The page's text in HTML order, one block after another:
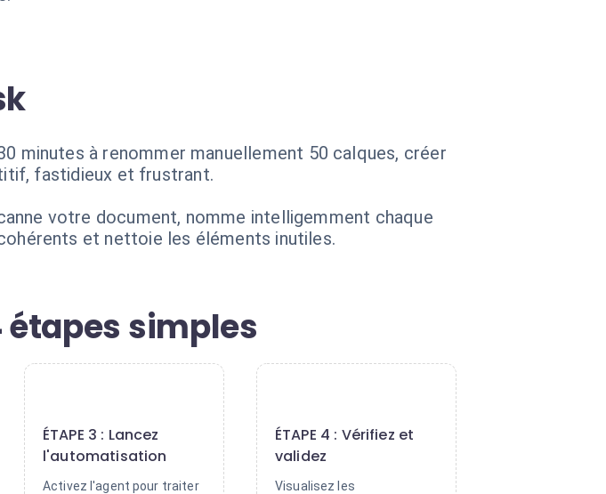
minutes à renommer manuellement 50 calques, créer
fastidieux et frustrant.
votre document, nomme intelligemment chaque
et nettoie les éléments inutiles.
étapes simples
ÉTAPE 3 : Lancez
l'automatisation
Activez l'agent pour traiter
ÉTAPE 4 : Vérifiez et
validez
Visualisez les